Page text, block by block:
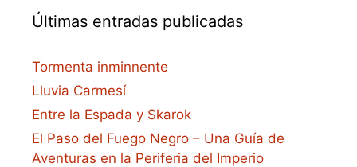
Últimas entradas publicadas
Tormenta inminnente
Lluvia Carmesí
Entre la Espada y Skarok
El Paso del Fuego Negro – Una Guía de
Aventuras en la Periferia del Imperio